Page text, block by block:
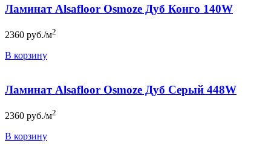
Ламинат Alsafloor Osmoze Дуб Конго 140W
2360 руб./м2
В корзину
Ламинат Alsafloor Osmoze Дуб Серый 448W
2360 руб./м2
В корзину